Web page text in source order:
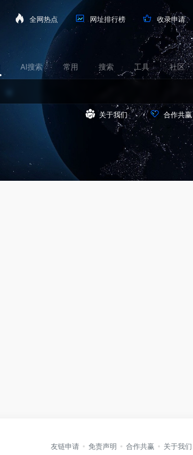
全网热点 网址排行榜 收录申请
AI搜索 常用 搜索 工具 社区
关于我们 合作共赢
友链申请 免责声明 合作共赢 关于我们